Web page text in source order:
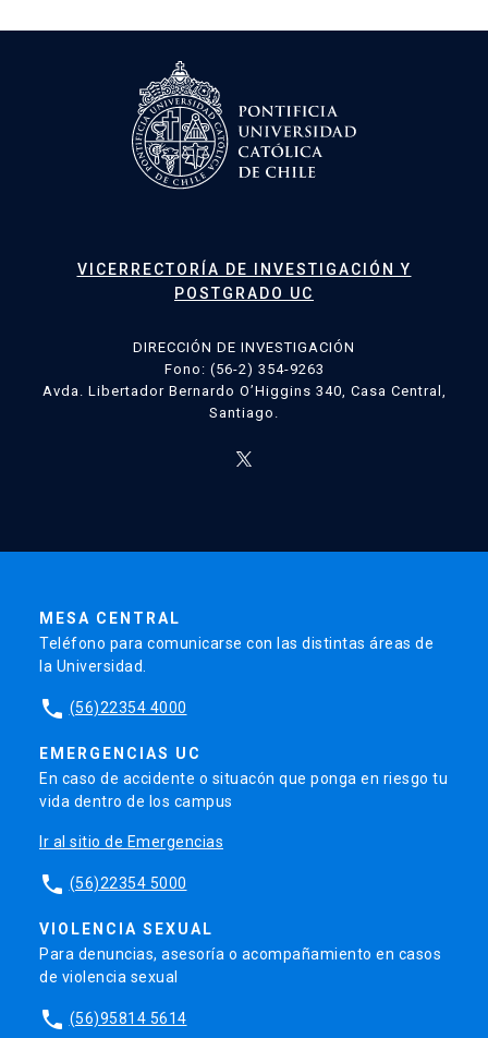
VICERRECTORÍA DE INVESTIGACIÓN Y
POSTGRADO UC
DIRECCIÓN DE INVESTIGACIÓN
Fono: (56-2) 354-9263
Avda. Libertador Bernardo O’Higgins 340, Casa Central,
Santiago.
MESA CENTRAL
Teléfono para comunicarse con las distintas áreas de
la Universidad.
phone (56)22354 4000
EMERGENCIAS UC
En caso de accidente o situacón que ponga en riesgo tu
vida dentro de los campus
Ir al sitio de Emergencias
phone (56)22354 5000
VIOLENCIA SEXUAL
Para denuncias, asesoría o acompañamiento en casos
de violencia sexual
phone (56)95814 5614